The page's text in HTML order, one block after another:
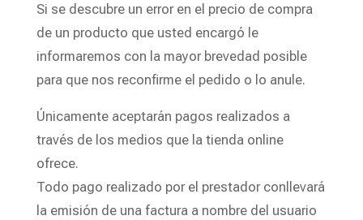
Si se descubre un error en el precio de compra
de un producto que usted encargó le
informaremos con la mayor brevedad posible
para que nos reconfirme el pedido o lo anule.
Únicamente aceptarán pagos realizados a
través de los medios que la tienda online
ofrece.
Todo pago realizado por el prestador conllevará
la emisión de una factura a nombre del usuario